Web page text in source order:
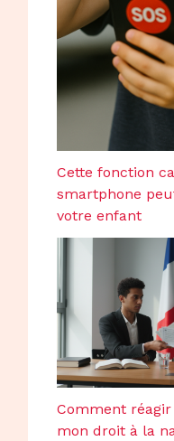
Cette fonction
smartphone
votre enfant
Comment réagir
mon droit à la